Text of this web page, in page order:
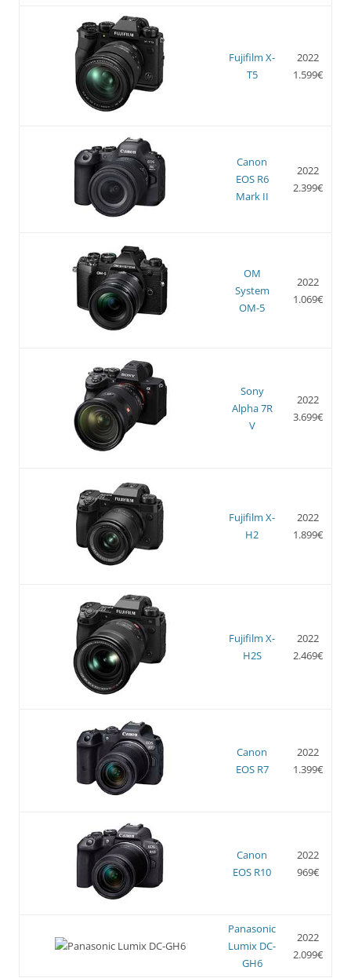
Fujifilm X-
T5
2022
1.599€
Canon
EOS R6
Mark II
2022
2.399€
OM
System
OM-5
2022
1.069€
Sony
Alpha 7R
V
2022
3.699€
Fujifilm X-
H2
2022
1.899€
Fujifilm X-
H2S
2022
2.469€
Canon
EOS R7
2022
1.399€
Canon
EOS R10
2022
969€
Panasonic
Lumix DC-
GH6
2022
2.099€